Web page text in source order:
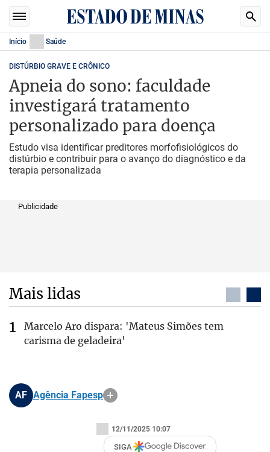
Início Saúde
DISTÚRBIO GRAVE E CRÔNICO
Apneia do sono: faculdade
investigará tratamento
personalizado para doença
Estudo visa identificar preditores morfofisiológicos do
distúrbio e contribuir para o avanço do diagnóstico e da
terapia personalizada
Publicidade
Mais lidas
Marcelo Aro dispara: 'Mateus Simões tem
carisma de geladeira'
AF Agência Fapesp
12/11/2025 10:07
SIGA